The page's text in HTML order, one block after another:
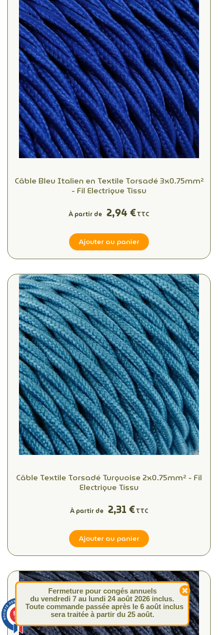
Câble Bleu Italien en Textile Torsadé 3x0.75mm²
- Fil Electrique Tissu
À partir de 2,94 €TTC
Ajouter au panier
Câble Textile Torsadé Turquoise 2x0.75mm² - Fil
Electrique Tissu
À partir de 2,31 €TTC
Ajouter au panier
Fermeture pour congés annuels
du vendredi 7 au lundi 24 août 2026 inclus.
Toute commande passée après le 6 août inclus
sera traitée à partir du 25 août.
9.4
313 avis